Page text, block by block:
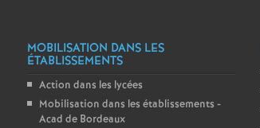
r
s
MOBILISATION DANS LES
ÉTABLISSEMENTS
Action dans les lycées
Mobilisation dans les établissements -
Acad de Bordeaux